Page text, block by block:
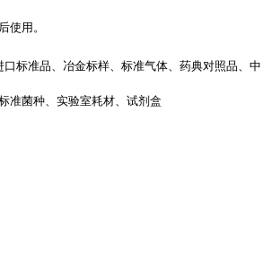
使用。
标准品、冶金标样、标准气体、药典对照品、中
准菌种、实验室耗材、试剂盒